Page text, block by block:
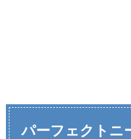
パーフェクトニ